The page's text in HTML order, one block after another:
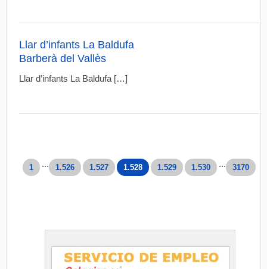
Llar d’infants La Baldufa
Barberà del Vallès
Llar d’infants La Baldufa […]
1 ... 1.526 1.527 1.528 1.529 1.530 ... 3170